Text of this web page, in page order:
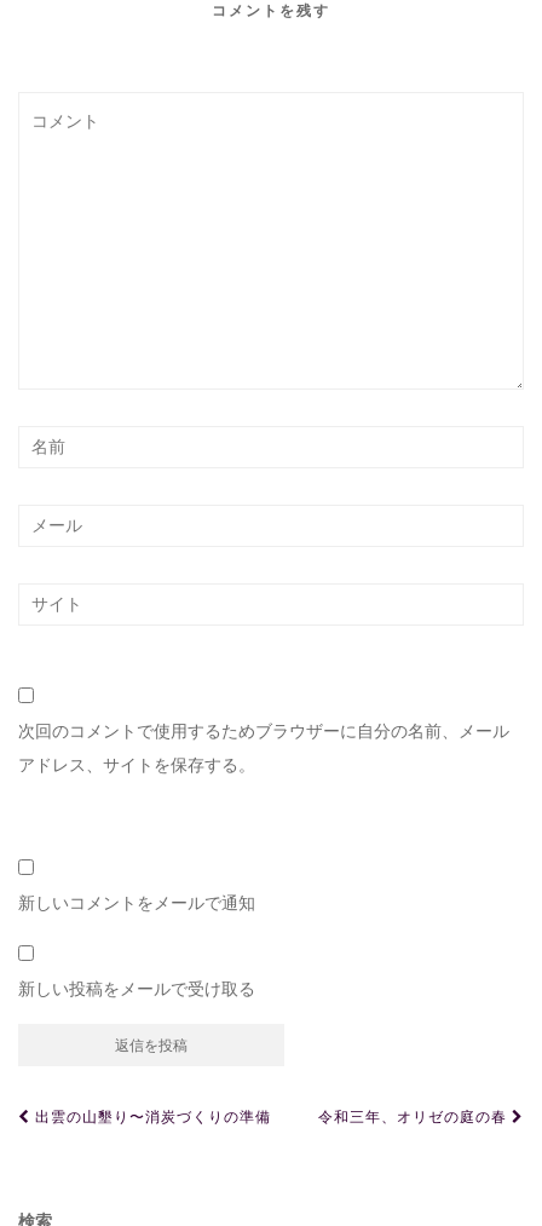
コメントを残す
次回のコメントで使用するためブラウザーに自分の名前、メール
アドレス、サイトを保存する。
新しいコメントをメールで通知
新しい投稿をメールで受け取る
投出雲の山墾り〜消炭づくりの準備 令和三年、オリゼの庭の春
検索